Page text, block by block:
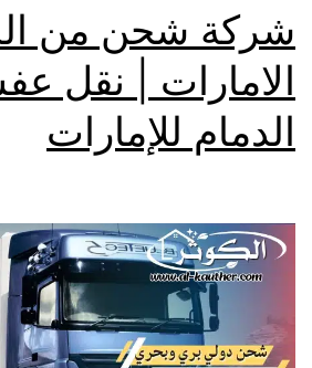
شركة شحن من
الامارات | نقل
الدمام للإمارات